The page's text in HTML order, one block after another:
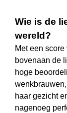
Wie is de
wereld?
Met een
bovenaan de
hoge
haar gezicht
nagenoeg